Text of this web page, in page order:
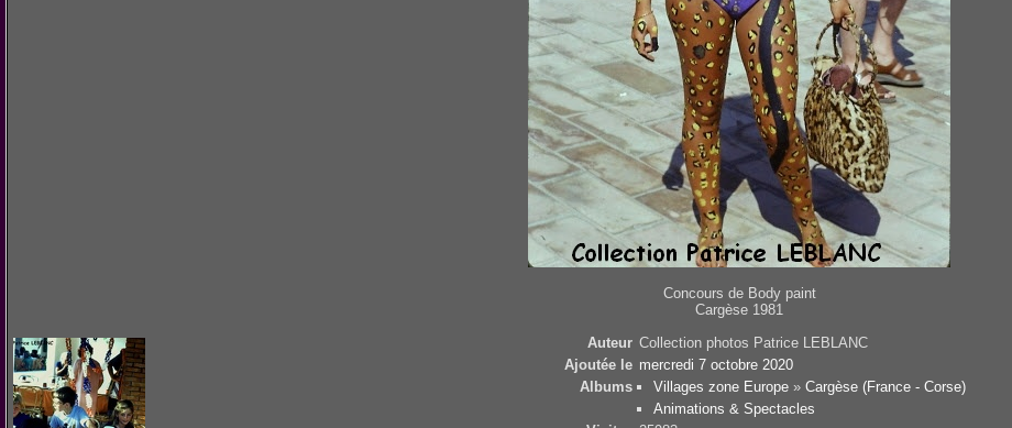
Concours de Body paint
Cargèse 1981
Auteur Collection photos Patrice LEBLANC
Ajoutée le mercredi 7 octobre 2020
Albums
Villages zone Europe» Cargèse (France - Corse)
Animations & Spectacles